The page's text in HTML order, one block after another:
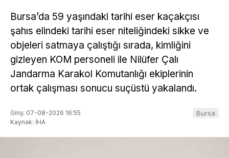
Bursa’da 59 yaşındaki tarihi eser kaçakçısı
şahıs elindeki tarihi eser niteliğindeki sikke ve
objeleri satmaya çalıştığı sırada, kimliğini
gizleyen KOM personeli ile Nilüfer Çalı
Jandarma Karakol Komutanlığı ekiplerinin
ortak çalışması sonucu suçüstü yakalandı.
Giriş: 07-08-2026 16:55
Kaynak: İHA
Bursa